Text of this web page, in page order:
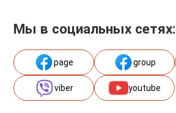
Мы в социальных сетях:
page group
viber youtube